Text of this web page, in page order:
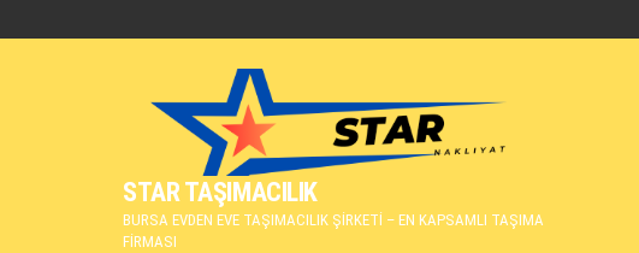
STAR TAŞIMACILIK
BURSA EVDEN EVE TAŞIMACILIK ŞİRKETİ – EN KAPSAMLI TAŞIMA
FİRMASI